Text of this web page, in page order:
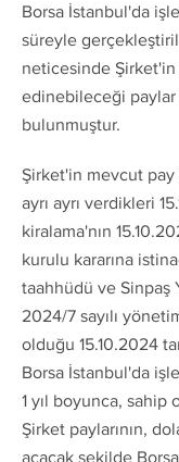
Borsa İstanbul'da
süreyle
neticesinde
edinebileceği
bulunmuştur.
Şirket'in mevcut
ayrı ayrı verdikleri
kiralama'nın
kurulu kararına
taahhüdü ve Sinpaş
2024/7 sayılı
olduğu 15.10.2024
Borsa İstanbul'da
1 yıl boyunca, sahip
Şirket paylarının,